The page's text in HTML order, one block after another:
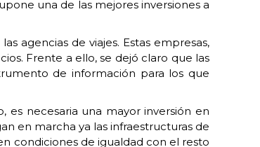
una de las mejores inversiones a
agencias de viajes. Estas empresas,
Frente a ello, se dejó claro que las
de información para los que
es necesaria una mayor inversión en
en marcha ya las infraestructuras de
condiciones de igualdad con el resto